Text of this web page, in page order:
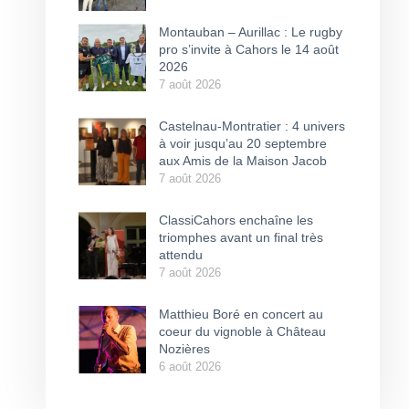
Montauban – Aurillac : Le rugby
pro s’invite à Cahors le 14 août
2026
7 août 2026
Castelnau-Montratier : 4 univers
à voir jusqu’au 20 septembre
aux Amis de la Maison Jacob
7 août 2026
ClassiCahors enchaîne les
triomphes avant un final très
attendu
7 août 2026
Matthieu Boré en concert au
coeur du vignoble à Château
Nozières
6 août 2026